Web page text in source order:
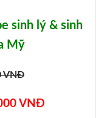
sinh lý & sinh
Mỹ
VNĐ
VNĐ